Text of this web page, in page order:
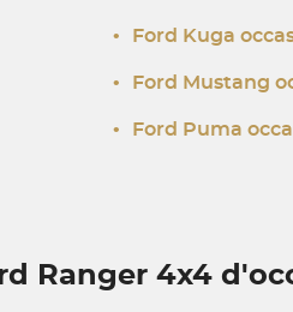
• Ford Kuga
• Ford Mustang
• Ford Puma
Ranger 4x4